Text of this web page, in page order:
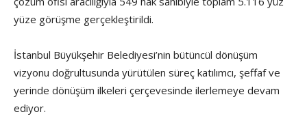
yüze görüşme gerçekleştirildi.
İstanbul Büyükşehir Belediyesi’nin bütüncül dönüşüm
vizyonu doğrultusunda yürütülen süreç katılımcı, şeffaf ve
yerinde dönüşüm ilkeleri çerçevesinde ilerlemeye devam
ediyor.